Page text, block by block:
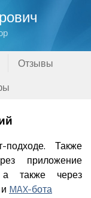
Отзывы
Также
приложение
также через
и MAX-бота